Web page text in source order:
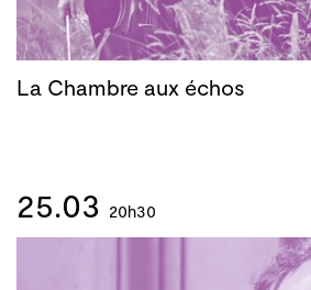
La Chambre aux échos
25.03 20h30